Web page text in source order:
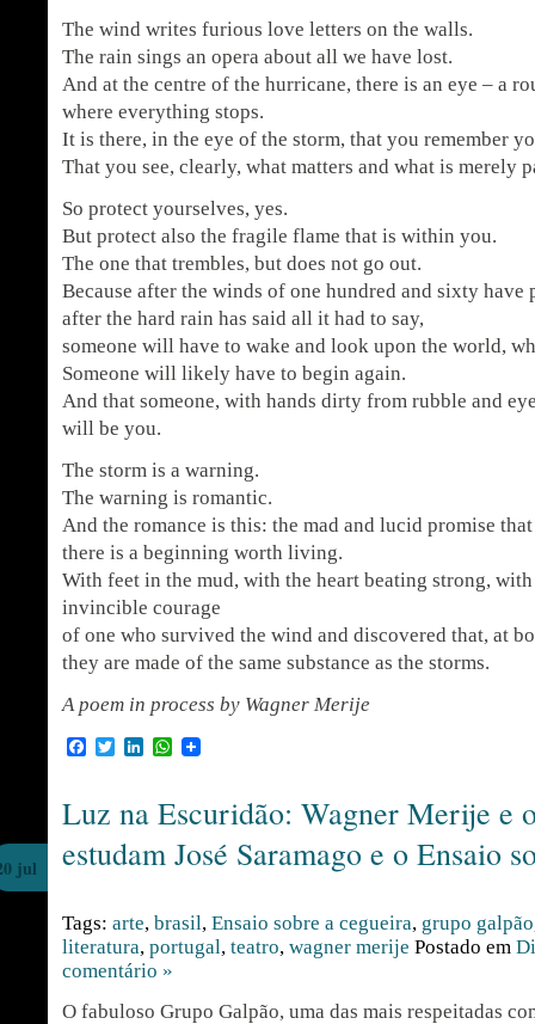
The wind writes furious love letters on the walls.
The rain sings an opera about all we have lost.
And at the centre of the hurricane, there is an eye – a
where everything stops.
It is there, in the eye of the storm, that you remember
That you see, clearly, what matters and what is merely
So protect yourselves, yes.
But protect also the fragile flame that is within you.
The one that trembles, but does not go out.
Because after the winds of one hundred and sixty have
after the hard rain has said all it had to say,
someone will have to wake and look upon the world,
Someone will likely have to begin again.
And that someone, with hands dirty from rubble and
will be you.
The storm is a warning.
The warning is romantic.
And the romance is this: the mad and lucid promise
there is a beginning worth living.
With feet in the mud, with the heart beating strong,
invincible courage
of one who survived the wind and discovered that, at
they are made of the same substance as the storms.
A poem in process by Wagner Merije
Facebook
TwitterLinkedInWhatsApp
Luz na Escuridão: Wagner Merije e
estudam José Saramago e o Ensaio
jul
Tags: arte, brasil, Ensaio sobre a cegueira, grupo galpão
literatura, portugal, teatro, wagner merije Postado em
comentário »
O fabuloso Grupo Galpão, uma das mais respeitadas